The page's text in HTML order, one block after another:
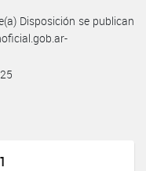
Disposición se publican